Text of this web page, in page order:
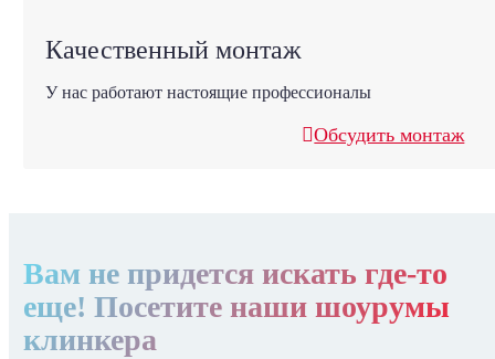
Качественный монтаж
У нас работают настоящие профессионалы
Обсудить монтаж
Вам не придется искать где-то
еще! Посетите наши шоурумы
клинкера